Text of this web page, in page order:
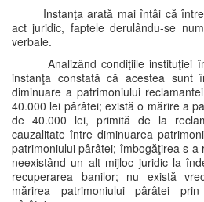
Instanţa arată mai întâi că
act juridic, faptele derulându-se
verbale.
Analizând condiţiile instituţiei
instanţa constată că acestea sunt
diminuare a patrimoniului
40.000 lei pârâtei; există o mărire a
de 40.000 lei, primită de la
cauzalitate între diminuarea
patrimoniului pârâtei; îmbogăţirea s-a
neexistând un alt mijloc juridic la
recuperarea banilor; nu există
mărirea patrimoniului pârâtei prin